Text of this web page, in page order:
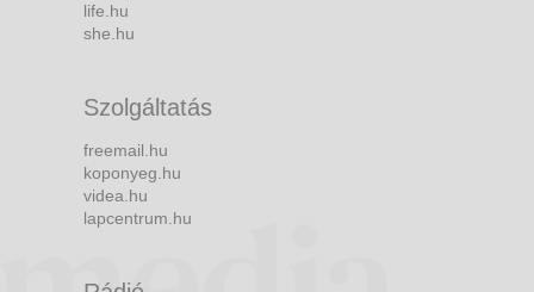
life.hu
she.hu
Szolgáltatás
freemail.hu
koponyeg.hu
videa.hu
lapcentrum.hu